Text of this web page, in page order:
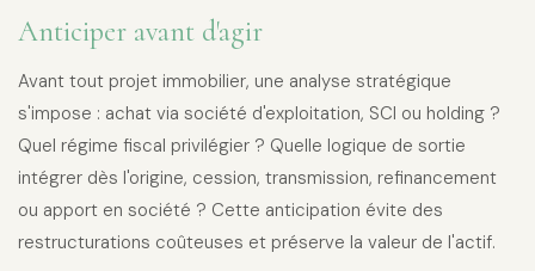
Anticiper avant d'agir
Avant tout projet immobilier, une analyse stratégique
s'impose : achat via société d'exploitation, SCI ou holding ?
Quel régime fiscal privilégier ? Quelle logique de sortie
intégrer dès l'origine, cession, transmission, refinancement
ou apport en société ? Cette anticipation évite des
restructurations coûteuses et préserve la valeur de l'actif.